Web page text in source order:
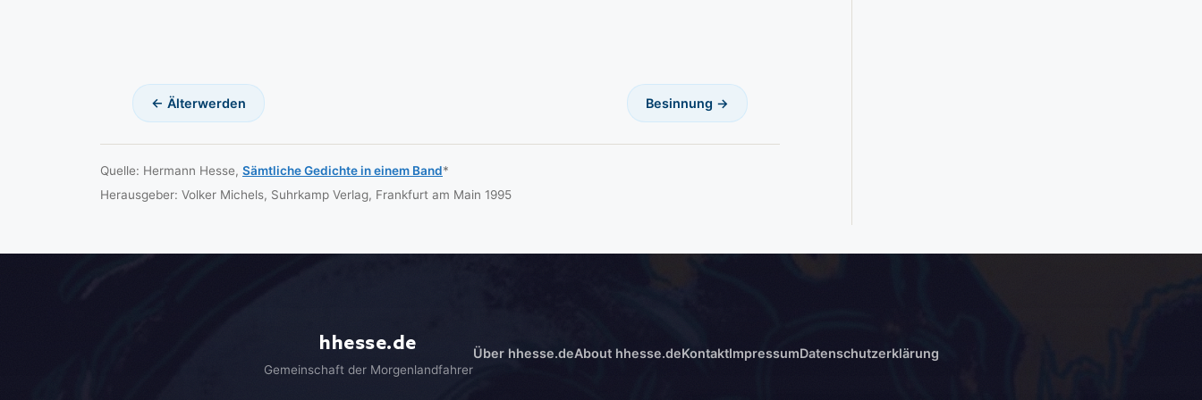
← Älterwerden Besinnung →
Quelle: Hermann Hesse, Sämtliche Gedichte in einem Band*
Herausgeber: Volker Michels, Suhrkamp Verlag, Frankfurt am Main 1995
hhesse.de
Gemeinschaft der Morgenlandfahrer
Über hhesse.deAbout hhesse.deKontaktImpressumDatenschutzerklärung